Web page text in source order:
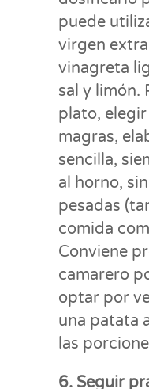
puede
virgen
vinagreta
sal y limón.
plato,
magras,
sencilla,
al horno,
pesadas
comida
Conviene
camarero
optar por
una patata
las
6. Seguir